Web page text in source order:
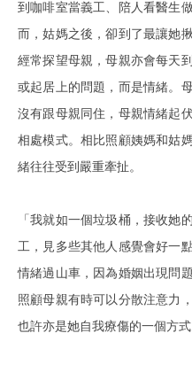
到咖啡室當義工、陪人看醫生
而，姑媽之後，卻到了最讓她
經常探望母親，母親亦會每天
或起居上的問題，而是情緒。
沒有跟母親同住，母親情緒起
相處模式。相比照顧姨媽和姑
緒往往受到嚴重牽扯。
「我就如一個垃圾桶，接收她
工，見多些其他人感覺會好一
情緒過山車，因為婚姻出現問
照顧母親有時可以分散注意力
也許亦是她自我療傷的一個方式